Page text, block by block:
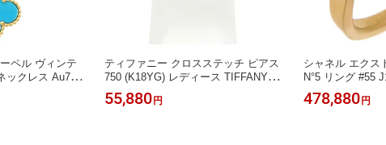
ペル ヴィンテ
ックレス Au750
Cleef & Arp
ジュエリー】
ティファニー クロスステッチ ピアス
750 (K18YG) レディース TIFFANY&C
o. [美品] 【中古】 【ジュエリー】
55,880 円
シャネル エクス
N°5 リング #55
G) レディース
古】 【ジュエリ
478,880 円